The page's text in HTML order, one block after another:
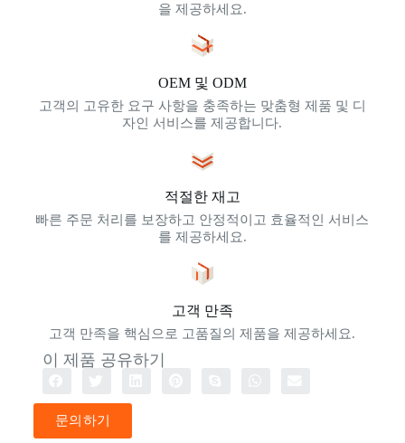
을 제공하세요.
OEM 및 ODM
고객의 고유한 요구 사항을 충족하는 맞춤형 제품 및 디
자인 서비스를 제공합니다.
적절한 재고
빠른 주문 처리를 보장하고 안정적이고 효율적인 서비스
를 제공하세요.
고객 만족
고객 만족을 핵심으로 고품질의 제품을 제공하세요.
이 제품 공유하기
문의하기